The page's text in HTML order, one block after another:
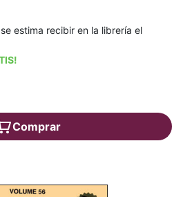
estima recibir en la librería el
Comprar